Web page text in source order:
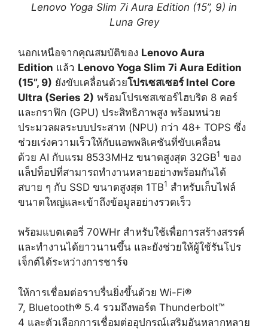
Lenovo Yoga Slim 7i Aura Edition (15”, 9) in
Luna Grey
นอกเหนือจากคุณสมบัติของ Lenovo Aura
Edition แล้ว Lenovo Yoga Slim 7i Aura Edition
(15”, 9) ยังขับเคลื่อนด้วยโปรเซสเซอร์ Intel Core
Ultra (Series 2) พร้อมโปรเซสเซอร์ไฮบริด 8 คอร์
และกราฟิก (GPU) ประสิทธิภาพสูง พร้อมหน่วย
ประมวลผลระบบประสาท (NPU) กว่า 48+ TOPS ซึ่ง
ช่วยเร่งความเร็วให้กับแอพพลิเคชันที่ขับเคลื่อน
ด้วย AI กับแรม 8533MHz ขนาดสูงสุด 32GB1 ของ
แล็ปท็อปที่สามารถทำงานหลายอย่างพร้อมกันได้
สบาย ๆ กับ SSD ขนาดสูงสุด 1TB1 สำหรับเก็บไฟล์
ขนาดใหญ่และเข้าถึงข้อมูลอย่างรวดเร็ว
พร้อมแบตเตอรี่ 70WHr สำหรับใช้เพื่อการสร้างสรรค์
และทำงานได้ยาวนานขึ้น และยังช่วยให้ผู้ใช้รันโปร
เจ็กต์ได้ระหว่างการชาร์จ
ให้การเชื่อมต่อราบรื่นยิ่งขึ้นด้วย Wi-Fi®
7, Bluetooth® 5.4 รวมถึงพอร์ต Thunderbolt™
4 และตัวเลือกการเชื่อมต่ออุปกรณ์เสริมอันหลากหลาย